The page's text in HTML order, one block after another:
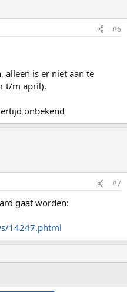
#6
alleen is er niet aan te
t/m april),
onbekend
#7
gaat worden:
14247.phtml